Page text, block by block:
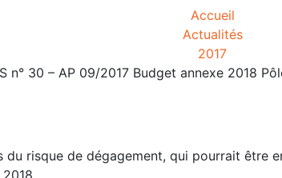
Accueil
Actualités
2017
n° 30 – AP 09/2017 Budget annexe 2018
risque de dégagement, qui pourrait être